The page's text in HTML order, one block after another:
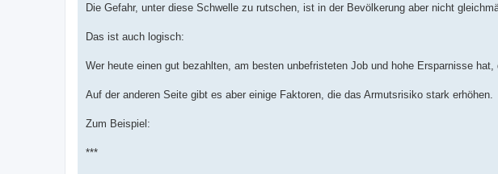
Die Gefahr, unter diese Schwelle zu rutschen, ist in der Bevölkerung aber nicht
Das ist auch logisch:
Wer heute einen gut bezahlten, am besten unbefristeten Job und hohe Ersparnisse
Auf der anderen Seite gibt es aber einige Faktoren, die das Armutsrisiko stark erhöhen.
Zum Beispiel:
***